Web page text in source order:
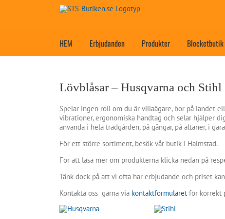
HEM Erbjudanden Produkter Blocketbutik
Lövblåsar – Husqvarna och Stihl
Spelar ingen roll om du är villaägare, bor på landet
vibrationer, ergonomiska handtag och selar hjälper
använda i hela trädgården, på gångar, på altaner, i
För ett större sortiment, besök vår butik i Halmstad.
För att läsa mer om produkterna klicka nedan på
Tänk dock på att vi ofta har erbjudande och priset
Kontakta oss gärna via kontaktformuläret för korrekt